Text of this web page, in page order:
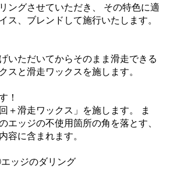
ングさせていただき、 その特色に適
ス、ブレンドして施行いたします。
いただいてからそのまま滑走できる
スと滑走ワックスを施します。
！
＋滑走ワックス」を施します。 ま
エッジの不使用箇所の角を落とす、
容に含まれます。
ッジのダリング